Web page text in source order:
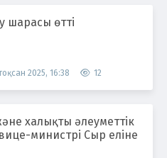
шарасы өтті
2025, 16:38 12
халықты әлеуметтік
министрі Сыр еліне